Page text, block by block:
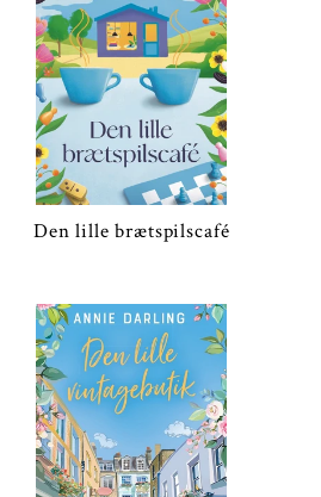
Den lille brætspilscafé